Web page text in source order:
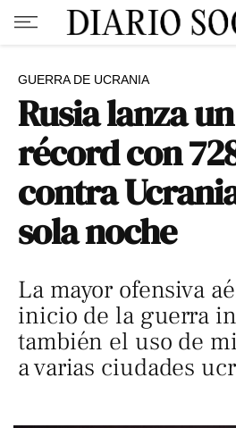
GUERRA DE UCRANIA
Rusia lanza
récord con
contra
sola noche
La mayor ofensiva
inicio de la guerra
también el uso de
a varias ciudades